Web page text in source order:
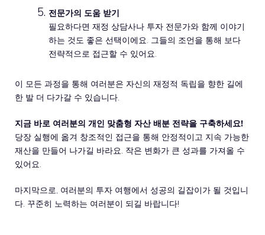
전문가의 도움 받기
필요하다면 재정 상담사나 투자 전문가와 함께 이야기
하는 것도 좋은 선택이에요. 그들의 조언을 통해 보다
전략적으로 접근할 수 있어요.
이 모든 과정을 통해 여러분은 자신의 재정적 독립을 향한 길에
한 발 더 다가갈 수 있습니다.
지금 바로 여러분의 개인 맞춤형 자산 배분 전략을 구축하세요!
당장 실행에 옮겨 창조적인 접근을 통해 안정적이고 지속 가능한
재산을 만들어 나가길 바라요. 작은 변화가 큰 성과를 가져올 수
있어요.
마지막으로, 여러분의 투자 여행에서 성공의 길잡이가 될 것입니
다. 꾸준히 노력하는 여러분이 되길 바랍니다!